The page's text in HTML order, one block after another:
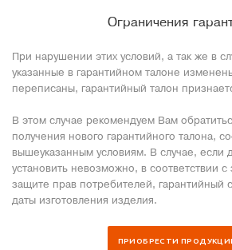
Ограничения
При нарушении этих условий, а так же в
указанные в гарантийном талоне
переписаны, гарантийный талон
В этом случае рекомендуем Вам
получения нового гарантийного талона,
вышеуказанным условиям. В случае, если
установить невозможно, в соответствии с
защите прав потребителей, гарантийный
даты изготовления изделия.